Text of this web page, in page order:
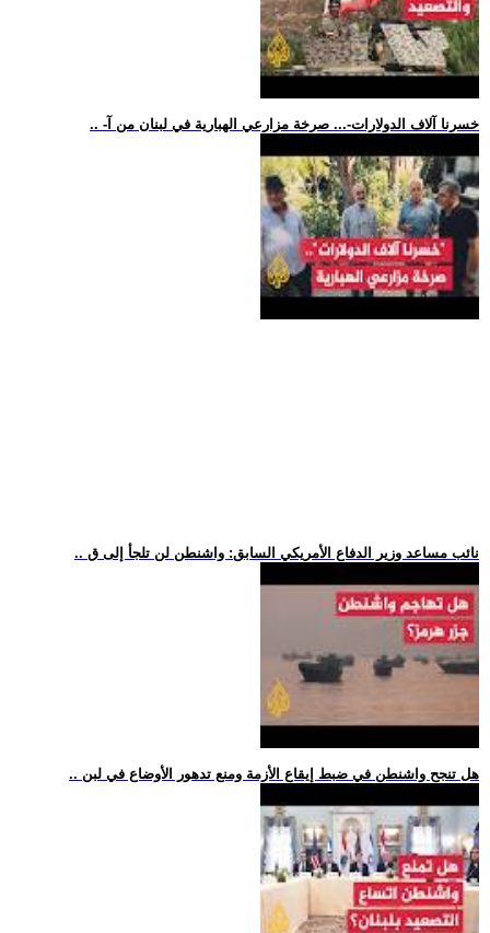
.. -خسرنا آلاف الدولارات-... صرخة مزارعي الهبارية في لبنان من آ
.. نائب مساعد وزير الدفاع الأمريكي السابق: واشنطن لن تلجأ إلى ق
.. هل تنجح واشنطن في ضبط إيقاع الأزمة ومنع تدهور الأوضاع في لبن